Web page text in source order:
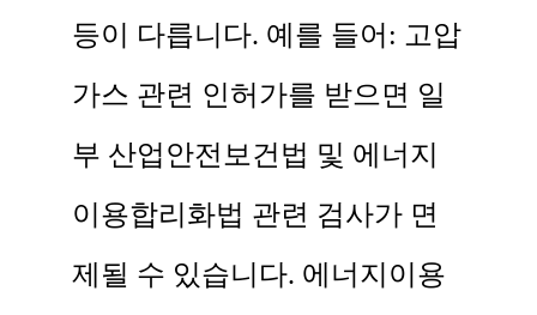
등이 다릅니다. 예를 들어: 고압
가스 관련 인허가를 받으면 일
부 산업안전보건법 및 에너지
이용합리화법 관련 검사가 면
제될 수 있습니다. 에너지이용